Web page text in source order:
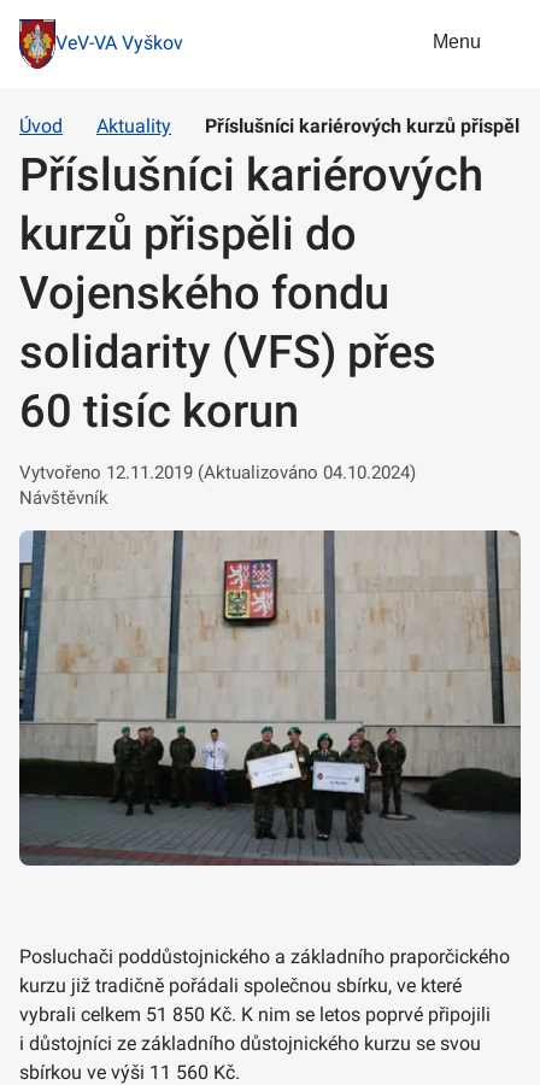
VeV-VA Vyškov Menu
Úvod Aktuality Příslušníci kariérových kurzů přispěli
Příslušníci kariérových
kurzů přispěli do
Vojenského fondu
solidarity (VFS) přes
60 tisíc korun
Vytvořeno 12.11.2019 (Aktualizováno 04.10.2024)
Návštěvník
Posluchači poddůstojnického a základního praporčického
kurzu již tradičně pořádali společnou sbírku, ve které
vybrali celkem 51 850 Kč. K nim se letos poprvé připojili
i důstojníci ze základního důstojnického kurzu se svou
sbírkou ve výši 11 560 Kč.